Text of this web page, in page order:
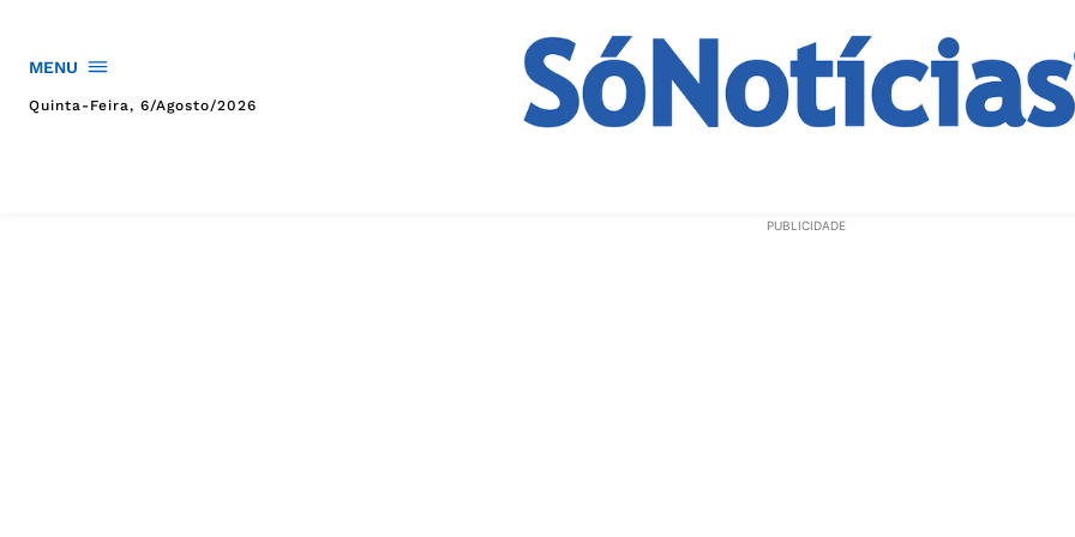
MENU
Quinta-Feira, 6/agosto/2026
PUBLICIDADE